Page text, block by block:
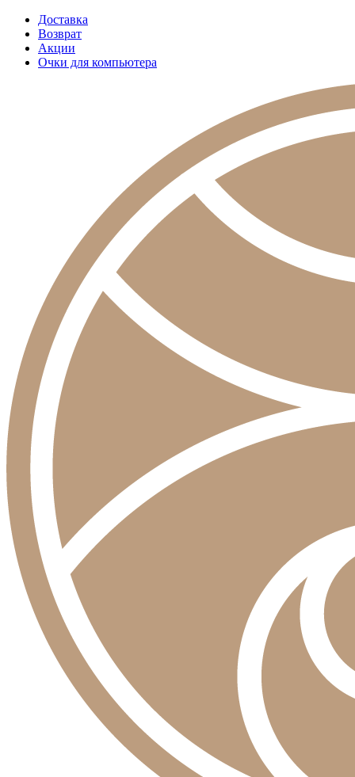
Доставка
Возврат
Акции
Очки для компьютера